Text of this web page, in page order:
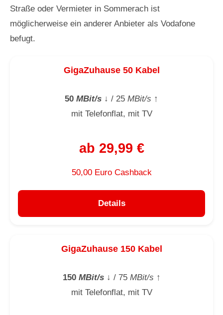
Straße oder Vermieter in Sommerach ist
möglicherweise ein anderer Anbieter als Vodafone
befugt.
GigaZuhause 50 Kabel
50 MBit/s ↓ / 25 MBit/s ↑
mit Telefonflat, mit TV
ab 29,99 €
50,00 Euro Cashback
Details
GigaZuhause 150 Kabel
150MBit/s↓ / 75MBit/s ↑
mit Telefonflat, mit TV